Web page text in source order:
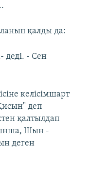
қалды да:
деді. - Сен
келісімшарт
деп
қалтылдап
Шын -
деген